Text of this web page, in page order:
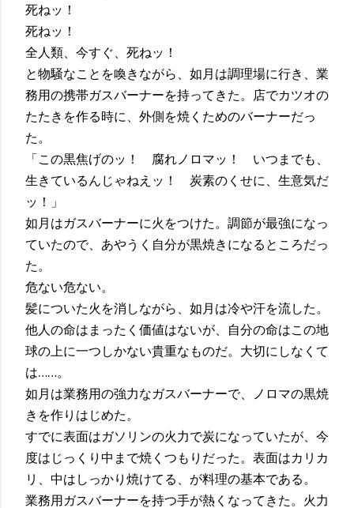
死ねッ！
死ねッ！
全人類、今すぐ、死ねッ！
と物騒なことを喚きながら、如月は調理場に行き、業
務用の携帯ガスバーナーを持ってきた。店でカツオの
たたきを作る時に、外側を焼くためのバーナーだっ
た。
「この黒焦げのッ！ 腐れノロマッ！ いつまでも、
生きているんじゃねえッ！ 炭素のくせに、生意気だ
ッ！」
如月はガスバーナーに火をつけた。調節が最強になっ
ていたので、あやうく自分が黒焼きになるところだっ
た。
危ない危ない。
髪についた火を消しながら、如月は冷や汗を流した。
他人の命はまったく価値はないが、自分の命はこの地
球の上に一つしかない貴重なものだ。大切にしなくて
は……。
如月は業務用の強力なガスバーナーで、ノロマの黒焼
きを作りはじめた。
すでに表面はガソリンの火力で炭になっていたが、今
度はじっくり中まで焼くつもりだった。表面はカリカ
リ、中はしっかり焼けてる、が料理の基本である。
業務用ガスバーナーを持つ手が熱くなってきた。火力